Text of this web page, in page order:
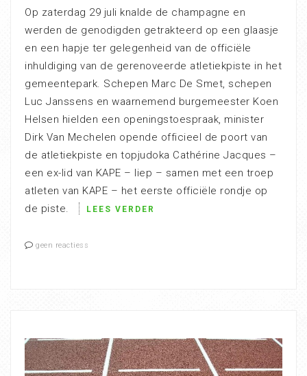
Op zaterdag 29 juli knalde de champagne en
werden de genodigden getrakteerd op een glaasje
en een hapje ter gelegenheid van de officiële
inhuldiging van de gerenoveerde atletiekpiste in het
gemeentepark. Schepen Marc De Smet, schepen
Luc Janssens en waarnemend burgemeester Koen
Helsen hielden een openingstoespraak, minister
Dirk Van Mechelen opende officieel de poort van
de atletiekpiste en topjudoka Cathérine Jacques –
een ex-lid van KAPE – liep – samen met een troep
atleten van KAPE – het eerste officiële rondje op
de piste.
LEES VERDER
geen reactiess